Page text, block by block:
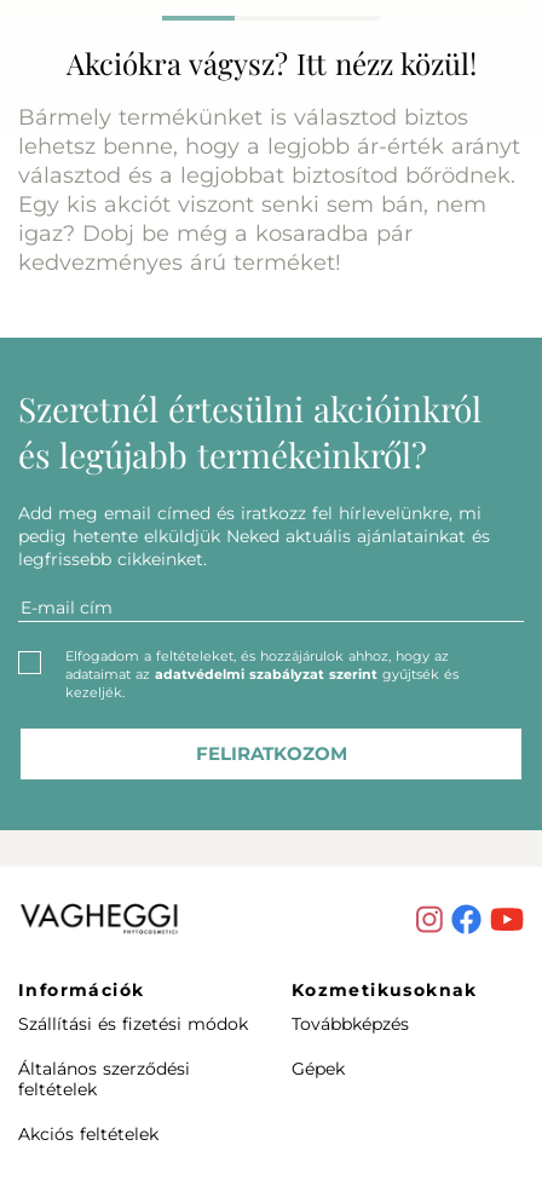
Akciókra vágysz? Itt nézz közül!
Bármely termékünket is választod biztos
lehetsz benne, hogy a legjobb ár-érték arányt
választod és a legjobbat biztosítod bőrödnek.
Egy kis akciót viszont senki sem bán, nem
igaz? Dobj be még a kosaradba pár
kedvezményes árú terméket!
Szeretnél értesülni akcióinkról
és legújabb termékeinkről?
Add meg email címed és iratkozz fel hírlevelünkre, mi
pedig hetente elküldjük Neked aktuális ajánlatainkat és
legfrissebb cikkeinket.
Elfogadom a feltételeket, és hozzájárulok ahhoz, hogy az
adataimat az adatvédelmi szabályzat szerint gyűjtsék és
kezeljék.
FELIRATKOZOM
Információk
Szállítási és fizetési módok
Általános szerződési
feltételek
Akciós feltételek
Kozmetikusoknak
Továbbképzés
Gépek